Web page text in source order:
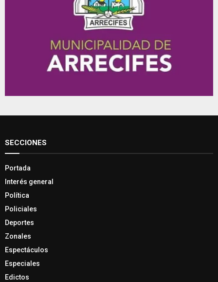
SECCIONES
Portada
Interés general
Política
Policiales
Deportes
Zonales
Espectáculos
Especiales
Edictos